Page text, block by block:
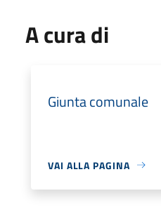
A cura di
Giunta comunale
VAI ALLA PAGINA